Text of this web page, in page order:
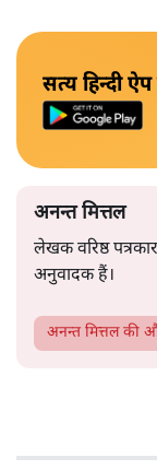
सत्य हिन्दी ऐप
अनन्त मित्तल
लेखक वरिष्ठ
अनुवादक हैं।
अनन्त मित्तलकी